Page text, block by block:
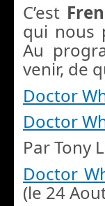
C’est
qui nous
Au
venir, de
Doctor
Doctor
Par Tony
Doctor
(le 24